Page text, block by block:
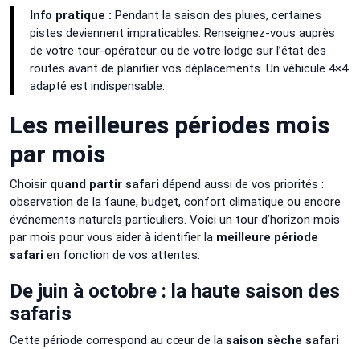
Info pratique : Pendant la saison des pluies, certaines
pistes deviennent impraticables. Renseignez-vous auprès
de votre tour-opérateur ou de votre lodge sur l’état des
routes avant de planifier vos déplacements. Un véhicule 4×4
adapté est indispensable.
Les meilleures périodes mois
par mois
Choisir quand partir safari dépend aussi de vos priorités :
observation de la faune, budget, confort climatique ou encore
événements naturels particuliers. Voici un tour d’horizon mois
par mois pour vous aider à identifier la meilleure période
safari en fonction de vos attentes.
De juin à octobre : la haute saison des
safaris
Cette période correspond au cœur de la saison sèche safari